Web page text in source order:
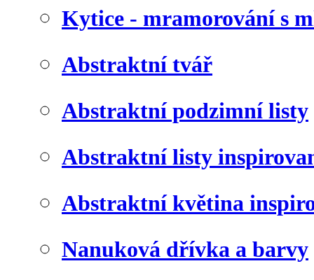
Kytice - mramorování s
Abstraktní tvář
Abstraktní podzimní listy
Abstraktní listy
Abstraktní květina
Nanuková dřívka a barvy